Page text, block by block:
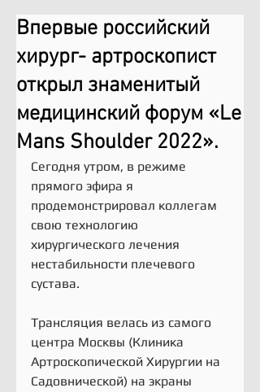
Впервые российский
хирург- артроскопист
открыл знаменитый
медицинский форум «Le
Mans Shoulder 2022».
Сегодня утром, в режиме
прямого эфира я
продемонстрировал коллегам
свою технологию
хирургического лечения
нестабильности плечевого
сустава.
Трансляция велась из самого
центра Москвы (Клиника
Артроскопической Хирургии на
Садовнической) на экраны